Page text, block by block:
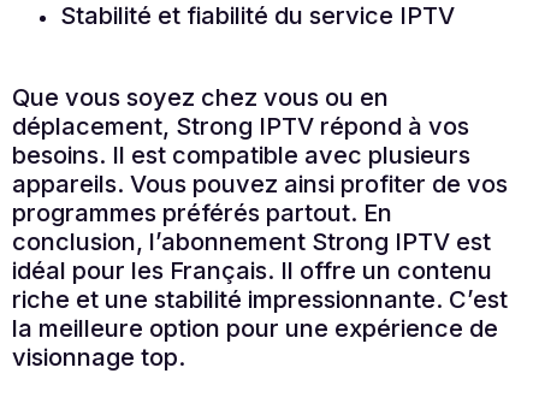
Stabilité et fiabilité du service IPTV
Que vous soyez chez vous ou en
déplacement, Strong IPTV répond à vos
besoins. Il est compatible avec plusieurs
appareils. Vous pouvez ainsi profiter de vos
programmes préférés partout. En
conclusion, l’abonnement Strong IPTV est
idéal pour les Français. Il offre un contenu
riche et une stabilité impressionnante. C’est
la meilleure option pour une expérience de
visionnage top.